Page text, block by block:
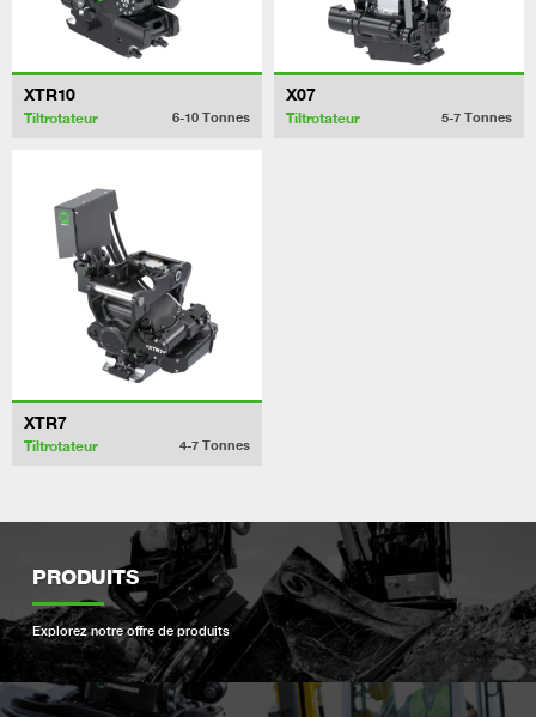
XTR10
Tiltrotateur 6-10 Tonnes
X07
Tiltrotateur 5-7 Tonnes
XTR7
Tiltrotateur 4-7 Tonnes
PRODUITS
Explorez notre offre de produits